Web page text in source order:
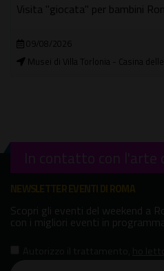
Visita "giocata" per bambini
09/08/2026
Musei di Villa Torlonia - Casina delle
In contatto con l'arte